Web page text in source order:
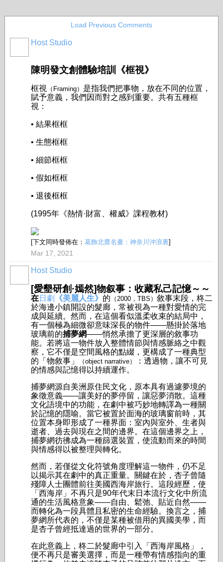
Load Previous Comments
Host Studio
陳明發文創體驗培訓《框視》
框視 （Framing） 是指我們把事物，放在不同的位置，
賦予意義，我們因而對之感到重要。共有五種框
視：
• 結果框框
• 生態框框
• 細節框框
• 假如框框
• 退後框框
(1995年《熱情·財富、權威》課程教材)
[下文同時發佈在： 葛飾北齋名畫：神奈川沖浪裏]
Mar 17, 2021
Host Studio
[愛墾研創·嫣然]物叙事：收藏私己記憶～～
在日劇 《美麗人生》 的 （2000，TBS） 敘事末段，柊二
於海邊小鎮開設的髮廊，常被視為一種對愛情的完
成與延續。然而，在這個看似溫柔收束的結局中，
有一個極為細微卻意味深長的物件——懸掛於落地
玻璃前的捕夢網——悄然承擔了更深層的敘事功
能。若將這一物件放入整體情節與情感脈絡之中觀
察，它不僅是空間風格的點綴，更構成了一種典型
的「物敘事」
（object narrative）
：透過物，讓不可見
的情感與記憶得以持續運作。
捕夢網源自美洲原住民文化，原本具有過濾夢境的
象徵意義——讓美好的夢停留，讓惡夢消散。這種
文化語境中的功能，在劇中被巧妙地轉譯為一種關
於記憶的隱喻。當它被置於面海的玻璃窗前時，其
位置本身即形成了一種界面：室內與室外、生者與
逝者、過去與現在之間的邊界。在這個邊界之上，
捕夢網彷彿成為一種篩選裝置，使流動而來的時間
與情感得以被整理與轉化。
然而，若僅從文化符號角度理解這一物件，仍不足
以揭示其在劇中的真正重量。關鍵在於，杏子曾隨
殘障人士團體前往美國西海岸旅行。這段經歷，使
「西海岸」不再只是90年代末日本流行文化中所流
通的生活風格意象——自由、鬆弛、貼近自然——
而轉化為一段具體且私密的生命經驗。換言之，捕
夢網所代表的，不僅是某種被借用的異國美學，而
是杏子曾經抵達過的世界的一部分。
在此意義上，柊二於髮廊中引入「西海岸風格」，
便不再只是審美選擇，而是一種帶有情感指向的重